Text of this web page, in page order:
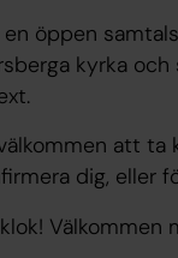
öppen
kyrka
att
dig, eller
Välkommen